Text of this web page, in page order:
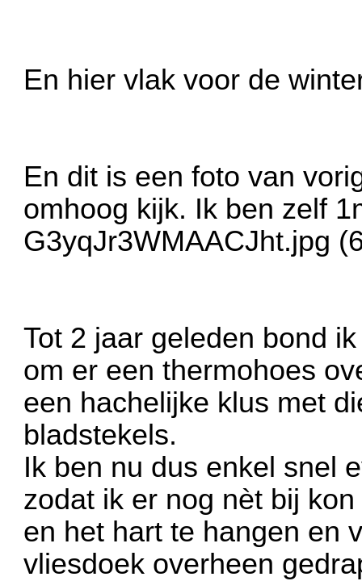
En hier vlak voor de
En dit is een foto van
omhoog kijk. Ik ben zelf
G3yqJr3WMAACJht.jpg
Tot 2 jaar geleden bond
om er een thermohoes
een hachelijke klus met
bladstekels.
Ik ben nu dus enkel snel
zodat ik er nog nèt bij
en het hart te hangen en
vliesdoek overheen